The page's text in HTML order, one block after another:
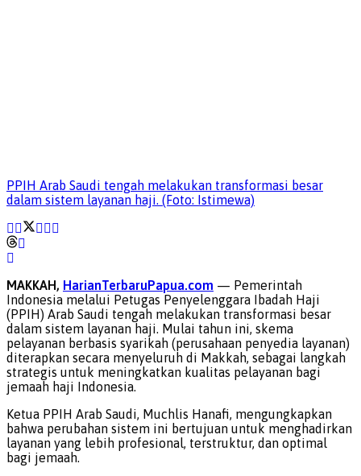
PPIH Arab Saudi tengah melakukan transformasi besar
dalam sistem layanan haji. (Foto: Istimewa)
MAKKAH, HarianTerbaruPapua.com — Pemerintah
Indonesia melalui Petugas Penyelenggara Ibadah Haji
(PPIH) Arab Saudi tengah melakukan transformasi besar
dalam sistem layanan haji. Mulai tahun ini, skema
pelayanan berbasis syarikah (perusahaan penyedia layanan)
diterapkan secara menyeluruh di Makkah, sebagai langkah
strategis untuk meningkatkan kualitas pelayanan bagi
jemaah haji Indonesia.
Ketua PPIH Arab Saudi, Muchlis Hanafi, mengungkapkan
bahwa perubahan sistem ini bertujuan untuk menghadirkan
layanan yang lebih profesional, terstruktur, dan optimal
bagi jemaah.